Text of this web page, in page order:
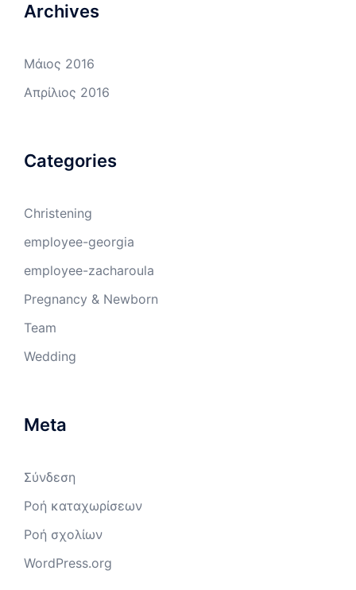
Archives
Μάιος 2016
Απρίλιος 2016
Categories
Christening
employee-georgia
employee-zacharoula
Pregnancy & Newborn
Team
Wedding
Meta
Σύνδεση
Ροή καταχωρίσεων
Ροή σχολίων
WordPress.org